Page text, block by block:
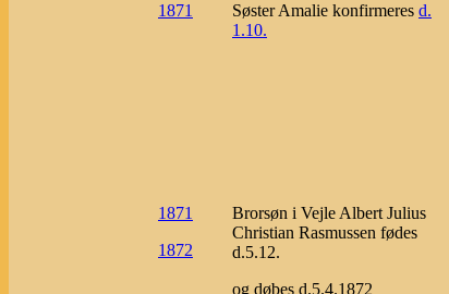
1871
Søster Amalie konfirmeres d.
1.10.
1871
1872
Brorsøn i Vejle Albert Julius
Christian Rasmussen fødes
d.5.12.
og døbes d.5.4.1872